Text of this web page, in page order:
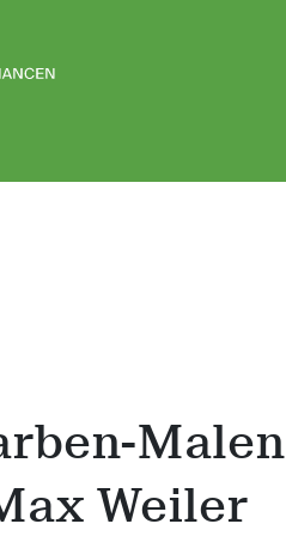
Malen
Weiler